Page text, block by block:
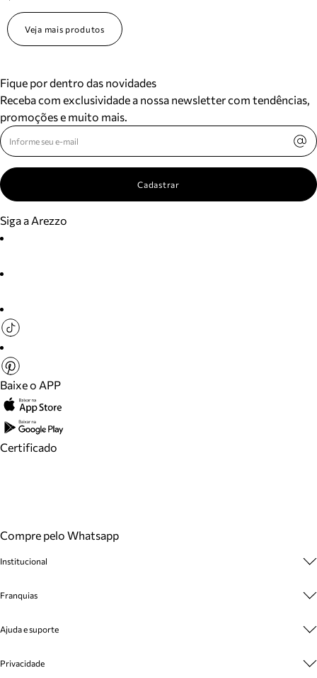
Veja mais produtos
Fique por dentro das novidades
Receba com exclusividade a nossa newsletter com tendências,
promoções e muito mais.
Cadastrar
Siga a Arezzo
Baixe o APP
Certificado
Compre pelo Whatsapp
Institucional
Cashback
Venda Corporativa
Mapa do Site
Franquias
Plano de Negócio
Ajuda e suporte
Cadastro
Privacidade